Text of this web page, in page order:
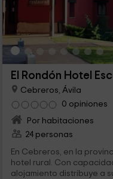
El Rondón Hotel
Cebreros, Ávila
0 opiniones
Por habitaciones
24 personas
En Cebreros, en la
hotel rural. Con
alojamiento distribuye a